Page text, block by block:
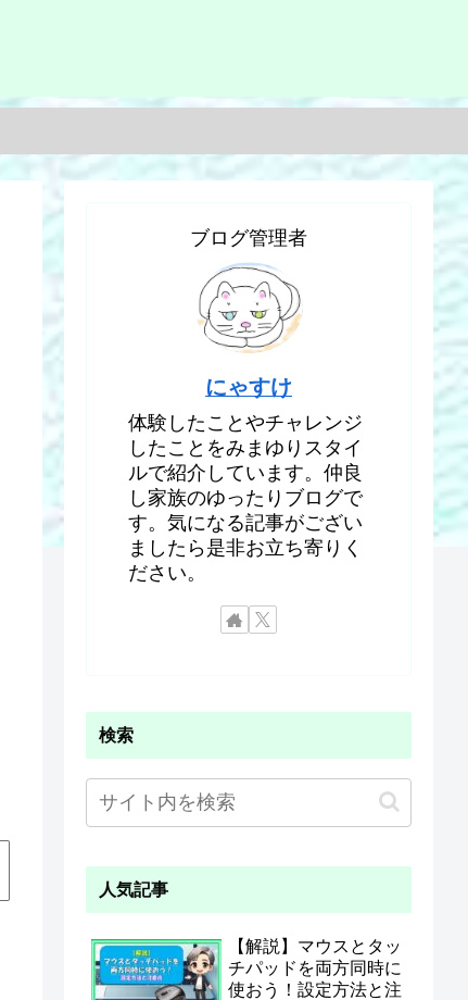
ブログ管理者
にゃすけ
体験したことやチャレンジ
したことをみまゆりスタイ
ルで紹介しています。仲良
し家族のゆったりブログで
す。気になる記事がござい
ましたら是非お立ち寄りく
ださい。
検索
人気記事
【解説】マウスとタッ
チパッドを両方同時に
使おう！設定方法と注